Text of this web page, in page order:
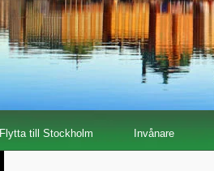
Flytta till Stockholm Invånare